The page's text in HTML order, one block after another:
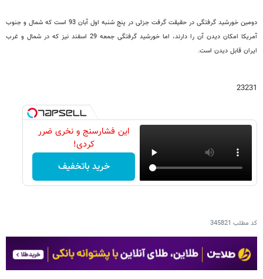
دومین خورشید گرفتگی در حقیقت گرفت جزئی در پنج شنبه اول آبان 93 است که شمال و جنوب
آمریکا امکان دیدن آن را دارند، اما خورشید گرفتگی جمعه 29 اسفند نیز که در شمال و غرب
ایران قابل دیدن است.
23231
این فشارسنج و نخری ضرر
کردی!
خرید باتخفیف
کد مطلب 345821